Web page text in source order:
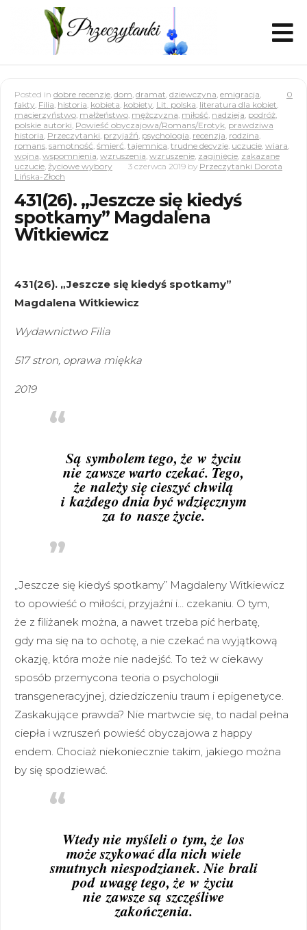
0
Posted in dobre recenzje, dom, dramat, dziewczyna, emigracja,
fakty, Filia, historia, kobieta, kobiety, Lit. polska, literatura dla kobiet,
macierzyństwo, małżeństwo, mężczyzna, miłość, nadzieja, podróż,
polskie autorki, Powieść obyczajowa/Romans/Erotyk, prawdziwa
historia, Przeczytanki, przyjaźń, psychologia, recenzja, rodzina,
romans, samotność, śmierć, tajemnica, trudne decyzje, uczucie, wiara,
wojna, wspomnienia, wzruszenia, wzruszenie, zaginięcie, zakazane
uczucie, życiowe wybory 3 czerwca 2019 by Przeczytanki Dorota
Lińska-Złoch
431(26). „Jeszcze się kiedyś
spotkamy” Magdalena
Witkiewicz
431(26). „Jeszcze się kiedyś spotkamy”
Magdalena Witkiewicz
Wydawnictwo Filia
517 stron, oprawa miękka
2019
Są symbolem tego, że w życiu
nie zawsze warto czekać. Tego,
że należy się cieszyć chwilą
i każdego dnia być wdzięcznym
za to nasze życie.
„Jeszcze się kiedyś spotkamy” Magdaleny Witkiewicz
to opowieść o miłości, przyjaźni i… czekaniu. O tym,
że z filiżanek można, a nawet trzeba pić herbatę,
gdy ma się na to ochotę, a nie czekać na wyjątkową
okazję, która może nie nadejść. To też w ciekawy
sposób przemycona teoria o psychologii
transgeneracyjnej, dziedziczeniu traum i epigenetyce.
Zaskakujące prawda? Nie martwcie się, to nadal pełna
ciepła i wzruszeń powieść obyczajowa z happy
endem. Chociaż niekoniecznie takim, jakiego można
by się spodziewać.
Wtedy nie myśleli o tym, że los
może szykować dla nich wiele
smutnych niespodzianek. Nie brali
pod uwagę tego, że w życiu
nie zawsze są szczęśliwe
zakończenia.